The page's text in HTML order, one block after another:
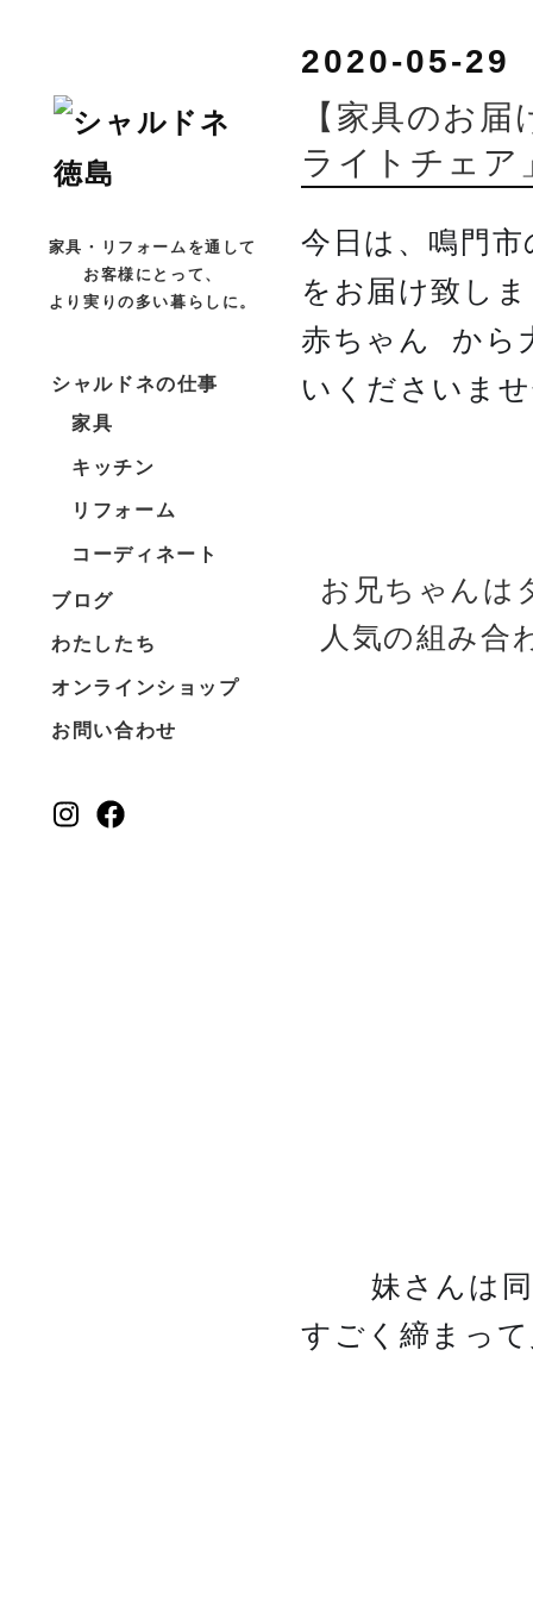
家具・リフォームを通して
お客様にとって、
より実りの多い暮らしに。
シャルドネの仕事
家具
キッチン
リフォーム
コーディネート
ブログ
わたしたち
オンラインショップ
お問い合わせ
2020-05-29
【家具のお
ライトチェア
今日は、鳴門
をお届け致し
赤ちゃん
👶から
いくださいま
お兄ちゃんは
人気の組み合
妹さんは
すごく締まっ